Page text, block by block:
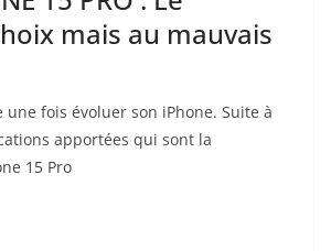
mais au mauvais
fois évoluer son iPhone. Suite à
apportées qui sont la
15 Pro